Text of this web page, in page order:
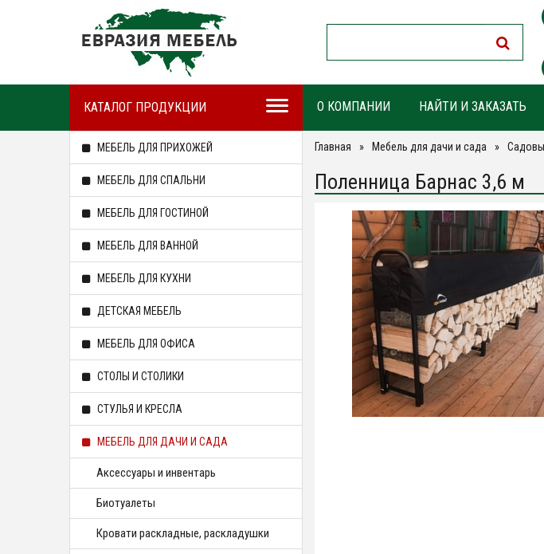
КАТАЛОГ ПРОДУКЦИИ О КОМПАНИИ НАЙТИ И ЗАКАЗАТЬ
МЕБЕЛЬ ДЛЯ ПРИХОЖЕЙ
МЕБЕЛЬ ДЛЯ СПАЛЬНИ
МЕБЕЛЬ ДЛЯ ГОСТИНОЙ
МЕБЕЛЬ ДЛЯ ВАННОЙ
МЕБЕЛЬ ДЛЯ КУХНИ
ДЕТСКАЯ МЕБЕЛЬ
МЕБЕЛЬ ДЛЯ ОФИСА
СТОЛЫ И СТОЛИКИ
СТУЛЬЯ И КРЕСЛА
МЕБЕЛЬ ДЛЯ ДАЧИ И САДА
Аксессуары и инвентарь
Биотуалеты
Кровати раскладные, раскладушки
Главная Мебель для дачи и сада
Поленница Барнас 3,6 м